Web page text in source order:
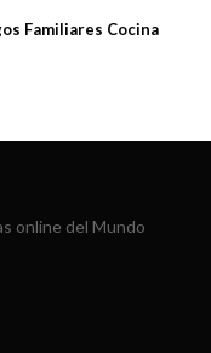
Familiares Cocina
online del Mundo